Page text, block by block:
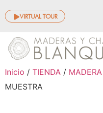
VIRTUAL TOUR
Inicio / TIENDA / MADERA
MUESTRA